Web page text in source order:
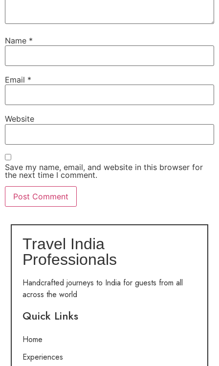
Name *
Email *
Website
Save my name, email, and website in this browser for
the next time I comment.
Travel India
Professionals
Handcrafted journeys to India for guests from all
across the world
Quick Links
Home
Experiences